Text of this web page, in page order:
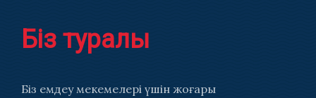
Біз туралы
Біз емдеу мекемелері үшін жоғары